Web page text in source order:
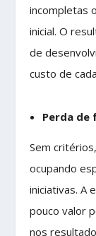
incompletas
inicial. O
de
custo de
Perda de
Sem
ocupando
iniciativas. A
pouco valor
nos